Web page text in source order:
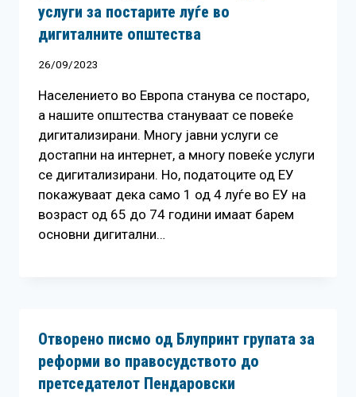
услуги за постарите луѓе во
дигиталните општества
26/09/2023
Населението во Европа станува се постаро,
а нашите општества стануваат се повеќе
дигитализирани. Многу јавни услуги се
достапни на интернет, а многу повеќе услуги
се дигитализирани. Но, податоците од ЕУ
покажуваат дека само 1 од 4 луѓе во ЕУ на
возраст од 65 до 74 години имаат барем
основни дигитални…
Отворено писмо од Блупринт групата за
реформи во правосудството до
претседателот Пендаровски